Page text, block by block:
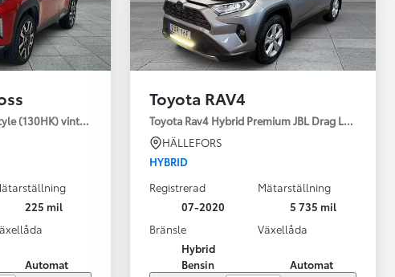
(130HK) vinterhjul
225 mil
Automat
Toyota RAV4
Toyota Rav4 Hybrid Premium JBL Drag Led ramp
HÄLLEFORS
HYBRID
Registrerad
07-2020
Mätarställning
5 735 mil
Bränsle
Hybrid
Bensin
Växellåda
Automat